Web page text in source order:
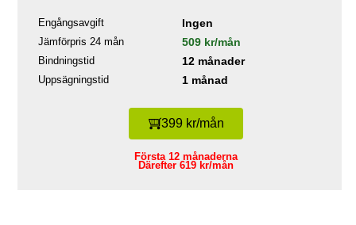
Engångsavgift Ingen
Jämförpris 24 mån 509 kr/mån
Bindningstid 12 månader
Uppsägningstid 1 månad
399 kr/mån
Första 12 månaderna
Därefter 619 kr/mån